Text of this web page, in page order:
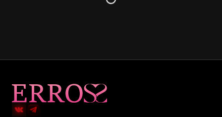
Загрузка
Карта сайта